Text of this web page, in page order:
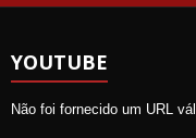
YOUTUBE
Não foi fornecido um URL